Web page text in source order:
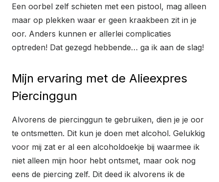
Een oorbel zelf schieten met een pistool, mag alleen
maar op plekken waar er geen kraakbeen zit in je
oor. Anders kunnen er allerlei complicaties
optreden! Dat gezegd hebbende… ga ik aan de slag!
Mijn ervaring met de Alieexpres
Piercinggun
Alvorens de piercinggun te gebruiken, dien je je oor
te ontsmetten. Dit kun je doen met alcohol. Gelukkig
voor mij zat er al een alcoholdoekje bij waarmee ik
niet alleen mijn hoor hebt ontsmet, maar ook nog
eens de piercing zelf. Dit deed ik alvorens ik de